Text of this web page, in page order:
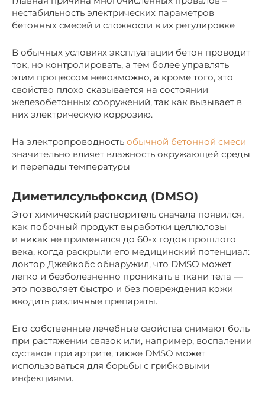
нестабильность электрических параметров
бетонных смесей и сложности в их регулировке
В обычных условиях эксплуатации бетон проводит
ток, но контролировать, а тем более управлять
этим процессом невозможно, а кроме того, это
свойство плохо сказывается на состоянии
железобетонных сооружений, так как вызывает в
них электрическую коррозию.
На электропроводность обычной бетонной смеси
значительно влияет влажность окружающей среды
и перепады температуры
Диметилсульфоксид (DMSO)
Этот химический растворитель сначала появился,
как побочный продукт выработки целлюлозы
и никак не применялся до 60-х годов прошлого
века, когда раскрыли его медицинский потенциал:
доктор Джейкобс обнаружил, что DMSO может
легко и безболезненно проникать в ткани тела —
это позволяет быстро и без повреждения кожи
вводить различные препараты.
Его собственные лечебные свойства снимают боль
при растяжении связок или, например, воспалении
суставов при артрите, также DMSO может
использоваться для борьбы с грибковыми
инфекциями.